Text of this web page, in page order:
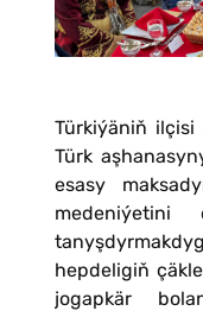
Türkiýäniň ilçisi
Türk
esasy
hepdeligiň
jogapkär